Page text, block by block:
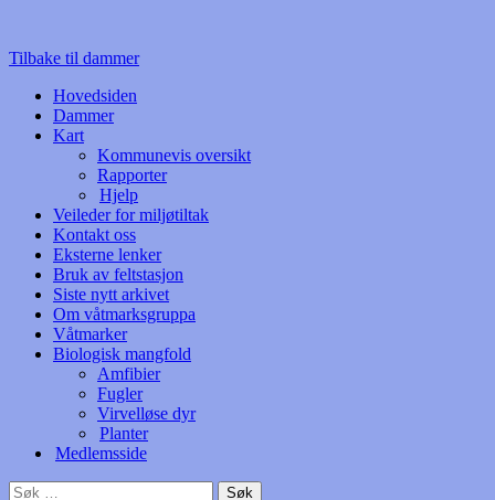
Tilbake til dammer
Hovedsiden
Dammer
Kart
Kommunevis oversikt
Rapporter
Hjelp
Veileder for miljøtiltak
Kontakt oss
Eksterne lenker
Bruk av feltstasjon
Siste nytt arkivet
Om våtmarksgruppa
Våtmarker
Biologisk mangfold
Amfibier
Fugler
Virvelløse dyr
Planter
Medlemsside
Søk